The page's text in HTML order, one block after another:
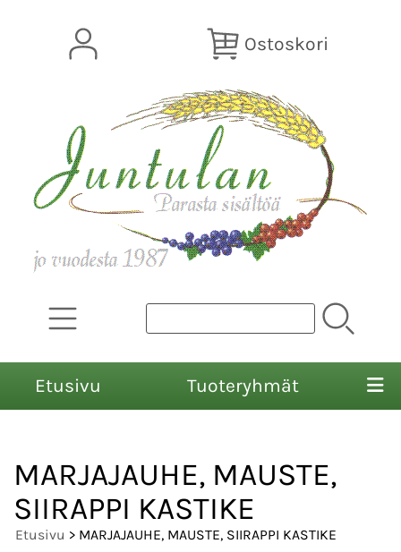
Ostoskori
Etusivu Tuoteryhmät
MARJAJAUHE, MAUSTE,
SIIRAPPI KASTIKE
Etusivu > MARJAJAUHE, MAUSTE, SIIRAPPI KASTIKE